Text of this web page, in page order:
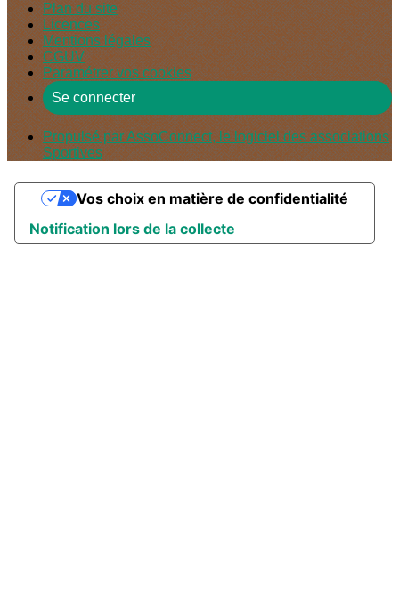
Plan du site
Licences
Mentions légales
CGUV
Paramétrer vos cookies
Se connecter
Propulsé par AssoConnect, le logiciel des associations
Sportives
Notification lors de la collecte
Vos choix en matière de confidentialité